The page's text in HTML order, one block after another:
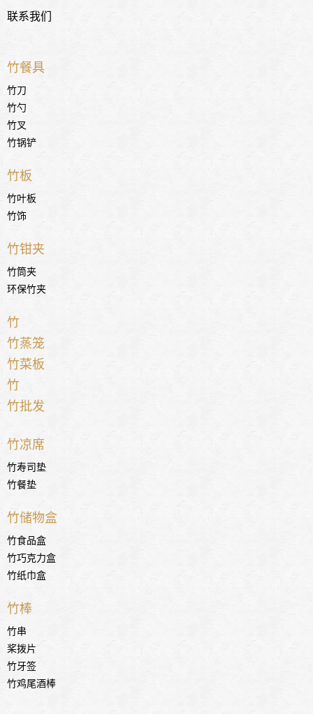
联系我们
竹餐具
竹刀
竹勺
竹叉
竹锅铲
竹板
竹叶板
竹饰
竹钳夹
竹筒夹
环保竹夹
竹
竹蒸笼
竹菜板
竹
竹批发
竹凉席
竹寿司垫
竹餐垫
竹储物盒
竹食品盒
竹巧克力盒
竹纸巾盒
竹棒
竹串
桨拨片
竹牙签
竹鸡尾酒棒